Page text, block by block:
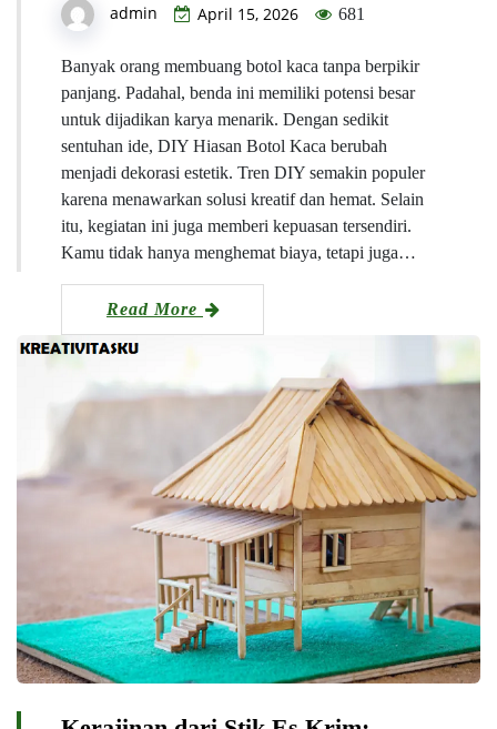
admin April 15, 2026 681
Banyak orang membuang botol kaca tanpa berpikir
panjang. Padahal, benda ini memiliki potensi besar
untuk dijadikan karya menarik. Dengan sedikit
sentuhan ide, DIY Hiasan Botol Kaca berubah
menjadi dekorasi estetik. Tren DIY semakin populer
karena menawarkan solusi kreatif dan hemat. Selain
itu, kegiatan ini juga memberi kepuasan tersendiri.
Kamu tidak hanya menghemat biaya, tetapi juga…
Read More